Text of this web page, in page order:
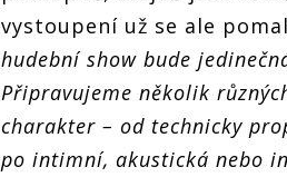
vystoupení už se ale
hudební show bude
Připravujeme několik
charakter – od technicky
po intimní, akustická nebo